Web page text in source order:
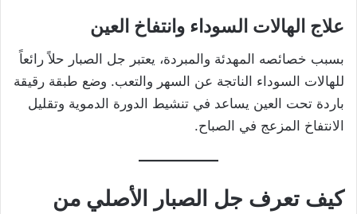
علاج الهالات السوداء وانتفاخ العين
بسبب خصائصه المهدئة والمبردة، يعتبر جل الصبار حلاً رائعاً
للهالات السوداء الناتجة عن السهر والتعب. وضع طبقة رقيقة
باردة تحت العين يساعد في تنشيط الدورة الدموية وتقليل
الانتفاخ المزعج في الصباح.
كيف تعرف جل الصبار الأصلي من